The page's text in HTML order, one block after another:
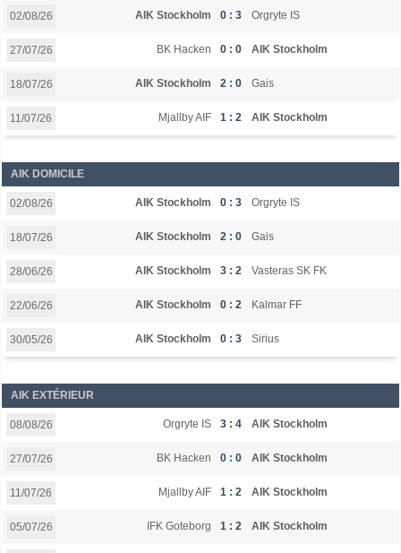
02/08/26 AIK Stockholm 0 : 3 Orgryte IS
27/07/26 BK Hacken 0 : 0 AIK Stockholm
18/07/26 AIK Stockholm 2 : 0 Gais
11/07/26 Mjallby AIF 1 : 2 AIK Stockholm
AIK DOMICILE
02/08/26 AIK Stockholm 0 : 3 Orgryte IS
18/07/26 AIK Stockholm 2 : 0 Gais
28/06/26 AIK Stockholm 3 : 2 Vasteras SK FK
22/06/26 AIK Stockholm 0 : 2 Kalmar FF
30/05/26 AIK Stockholm 0 : 3 Sirius
AIK EXTÉRIEUR
08/08/26 Orgryte IS 3 : 4 AIK Stockholm
27/07/26 BK Hacken 0 : 0 AIK Stockholm
11/07/26 Mjallby AIF 1 : 2 AIK Stockholm
05/07/26 IFK Goteborg 1 : 2 AIK Stockholm